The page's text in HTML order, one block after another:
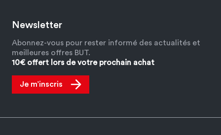
Newsletter
Abonnez-vous pour rester informé des actualités et
meilleures offres BUT.
10€ offert lors de votre prochain achat
Je m’inscris